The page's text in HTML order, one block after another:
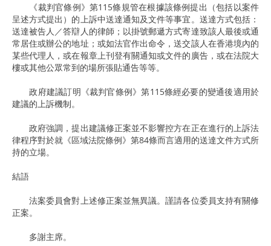
《裁判官條例》第115條規管在根據該條例提出（包括以案件
呈述方式提出）的上訴中送達通知及文件等事宜。送達方式包括：
送達被告人／答辯人的律師；以掛號郵遞方式寄達致該人最後或通
常居住或辦公的地址；或如法官作出命令，送交該人在香港境內的
某些代理人，或在報章上刊登有關通知或文件的廣告，或在法院大
樓或其他公眾常到的場所張貼通告等等。
政府建議訂明《裁判官條例》第115條經必要的變通後適用於
建議的上訴機制。
政府強調，提出建議修正案並不影響控方在正在進行的上訴法
律程序對於就《區域法院條例》第84條而言適用的送達文件方式所
持的立場。
結語
法案委員會對上述修正案並無異議。謹請各位委員支持有關修
正案。
多謝主席。